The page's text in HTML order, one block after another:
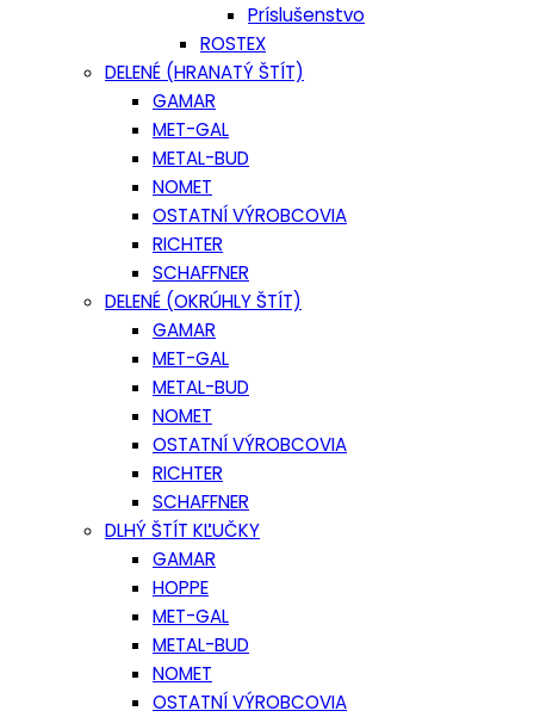
Príslušenstvo
ROSTEX
DELENÉ (HRANATÝ ŠTÍT)
GAMAR
MET-GAL
METAL-BUD
NOMET
OSTATNÍ VÝROBCOVIA
RICHTER
SCHAFFNER
DELENÉ (OKRÚHLY ŠTÍT)
GAMAR
MET-GAL
METAL-BUD
NOMET
OSTATNÍ VÝROBCOVIA
RICHTER
SCHAFFNER
DLHÝ ŠTÍT KĽUČKY
GAMAR
HOPPE
MET-GAL
METAL-BUD
NOMET
OSTATNÍ VÝROBCOVIA